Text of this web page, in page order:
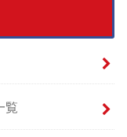
覧